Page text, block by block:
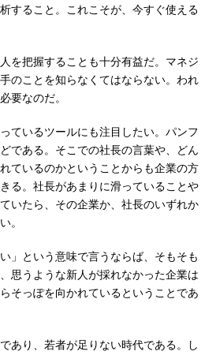
すること。これこそが、今すぐ使える
を把握することも十分有益だ。マネジ
のことを知らなくてはならない。われ
要なのだ。
ているツールにも注目したい。パンフ
である。そこでの社長の言葉や、どん
ているのかということからも企業の方
る。社長があまりに滑っていることや
いたら、その企業か、社長のいずれか
。
」という意味で言うならば、そもそも
思うような新人が採れなかった企業は
そっぽを向かれているということであ
あり、若者が足りない時代である。し